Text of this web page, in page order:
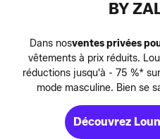
BY
Dans nosventes privées
vêtements à prix réduits.
réductions jusqu'à - 75 %*
mode masculine. Bien se
Découvrez